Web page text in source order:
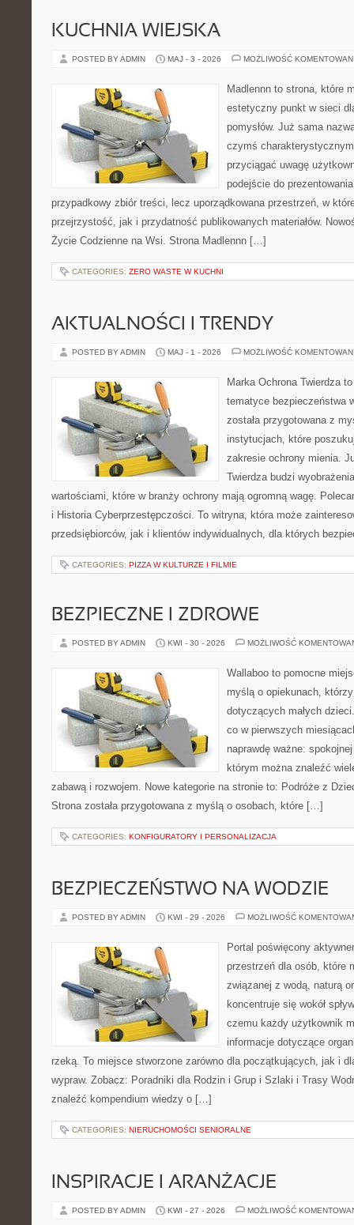
KUCHNIA WIEJSKA
POSTED BY ADMIN MAJ - 3 - 2026 MOŻLIWOŚĆ
Madlennn to strona, które
estetyczny punkt w sieci
pomysłów. Już sama
czymś
przyciągać uwagę
podejście do
przypadkowy zbiór treści, lecz uporządkowana przestrzeń, w
przejrzystość, jak i przydatność publikowanych materiałów.
Życie Codzienne na Wsi. Strona Madlennn […]
CATEGORIES: ZERO WASTE W KUCHNI
AKTUALNOŚCI I TRENDY
POSTED BY ADMIN MAJ - 1 - 2026 MOŻLIWOŚĆ
Marka Ochrona Twierdza
tematyce bezpieczeństwa
została przygotowana z
instytucjach, które
zakresie ochrony mienia.
Twierdza budzi
wartościami, które w branży ochrony mają ogromną wagę.
i Historia Cyberprzestępczości. To witryna, która może
przedsiębiorców, jak i klientów indywidualnych, dla których
CATEGORIES: PIZZA W KULTURZE I FILMIE
BEZPIECZNE I ZDROWE
POSTED BY ADMIN KWI - 30 - 2026 MOŻLIWOŚĆ
Wallaboo to pomocne
myślą o opiekunach,
dotyczących małych
co w pierwszych
naprawdę ważne:
którym można znaleźć
zabawą i rozwojem. Nowe kategorie na stronie to: Podróże z
Strona została przygotowana z myślą o osobach, które […]
CATEGORIES: KONFIGURATORY I PERSONALIZACJA
BEZPIECZEŃSTWO NA WODZIE
POSTED BY ADMIN KWI - 29 - 2026 MOŻLIWOŚĆ
Portal poświęcony
przestrzeń dla osób, które
związanej z wodą, naturą
koncentruje się wokół
czemu każdy użytkownik
informacje dotyczące
rzeką. To miejsce stworzone zarówno dla początkujących, jak i
wypraw. Zobacz: Poradniki dla Rodzin i Grup i Szlaki i Trasy
znaleźć kompendium wiedzy o […]
CATEGORIES: NIERUCHOMOŚCI SENIORALNE
INSPIRACJE I ARANŻACJE
POSTED BY ADMIN KWI - 27 - 2026 MOŻLIWOŚĆ